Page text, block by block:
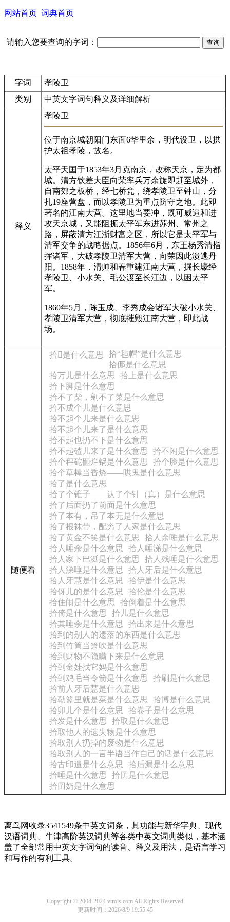
网站首页 词典首页
请输入您要查询的字词：
字词
孝陵卫
类别
中英文字词句释义及详细解析
释义
孝陵卫
位于南京城朝阳门东面6华里余，明代设卫，以拱
护太祖孝陵，故名。
太平天囯于1853年3月克南京，改称天京，定为都
城。清方钦差大臣向荣率兵万余旋即赶至城外，
自南郊之板桥，经七桥瓮，绕孝陵卫至钟山，分
扎19座营盘，而以孝陵卫为重点防守之地。此即
著名的江南大营。这里地当要冲，既可威逼和进
攻天京城，又能阻扼太平军东进苏州、常州之
路，屏蔽清方江浙财富之区，所以它是太平军与
清军交争的战略据点。1856年6月，东王杨秀清指
挥诸军，大破孝陵卫清军大营，向荣因此溃逃丹
阳。1858年，清帅和春重建江南大营，掘长壕经
孝陵卫、小水关、毛公渡至长江边，以困太平
军。
1860年5月，陈玉成、李秀成会诸军大破小水关、
孝陵卫清军大营，彻底摧毁江南大营，即此战
场。
随便看
拾是什么意思
拾“毡帽”是什么意思
拾㑚是什么意思
拾万儿是什么意思
拾上是什么意思
拾下脚是什么意思
拾不了柴，剜不了菜是什么意思
拾不成个儿是什么意思
拾不起个儿来是什么意思
拾不起个儿来了是什么意思
拾不起也扔不下是什么意思
拾不起碴儿来了是什么意思
拾不闲是什么意思
拾个秤砣砸烂锅是什么意思
拾个脸是什么意思
拾个草棒当香烧——哄鬼是什么意思
拾了是什么意思
拾了个锥子——认了个针（真）是什么意思
拾了后面扔了前面是什么意思
拾了本有，吊了本无是什么意思
拾了根袜带，配穷了人家是什么意思
拾了黄金不笑是什么意思
拾人余唾是什么意思
拾人唾余是什么意思
拾人唾涕是什么意思
拾人家下巴涎是什么意思
拾人残唾是什么意思
拾人涕唾是什么意思
拾人牙后是什么意思
拾人牙慧是什么意思
拾伊是什么意思
拾伢儿的是什么意思
拾伦是什么意思
拾住闹是什么意思
拾倒着是什么意思
拾倚是什么意思
拾儿是什么意思
拾其唾余是什么意思
拾出来是什么意思
拾到的别人的遗落的东西是什么意思
拾到竹筒当箫吹是什么意思
拾到财物不隐瞒下来是什么意思
拾到金娃找它妈是什么意思
拾到鸡毛当令箭是什么意思
拾刷是什么意思
拾前人牙后慧是什么意思
拾勒篮里就是菜是什么意思
拾博是什么意思
拾卯儿个是什么意思
拾卷子是什么意思
拾发是什么意思
拾取是什么意思
拾取他人的遗失物是什么意思
拾取别人扔掉的废物是什么意思
拾取别人的一言半语当作自己的话是什么意思
拾古印遺是什么意思
拾后漏是什么意思
拾唾是什么意思
拾囝是什么意思
拾囝奶是什么意思
离鸟网收录3541549条中英文词条，其功能与新华字典、现代
汉语词典、牛津高阶英汉词典等各类中英文词典类似，基本涵
盖了全部常用中英文字词句的读音、释义及用法，是语言学习
和写作的有利工具。
Copyright © 2004-2024 vtrois.com All Rights Reserved
更新时间：2026/8/9 19:55:45